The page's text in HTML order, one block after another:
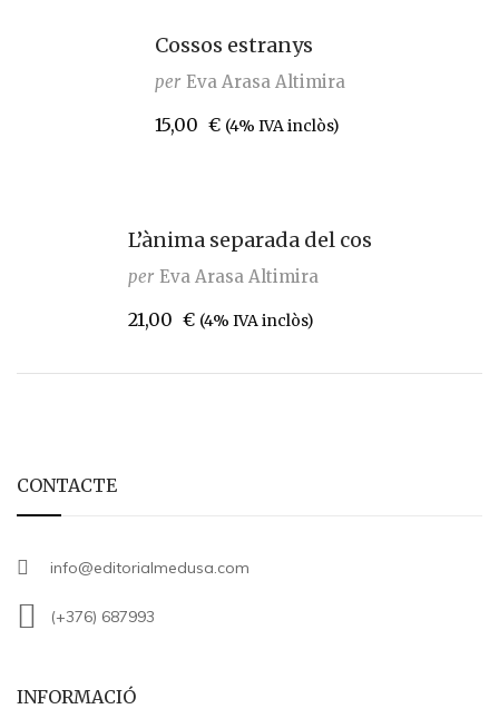
Cossos estranys
per Eva Arasa Altimira
15,00 € (4% IVA inclòs)
L’ànima separada del cos
per Eva Arasa Altimira
21,00 € (4% IVA inclòs)
CONTACTE
info@editorialmedusa.com
(+376) 687993
INFORMACIÓ